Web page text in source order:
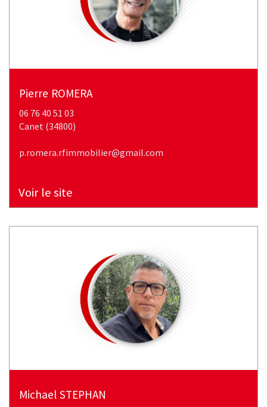
pierre ROMERA
06 76 40 51 03
canet (34800)
p.romera.rfimmobilier@gmail.com
Voir le site
michael STEPHAN